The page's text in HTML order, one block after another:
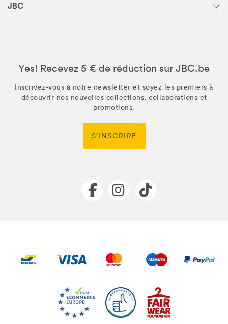
JBC
Yes! Recevez 5 € de réduction sur JBC.be
Inscrivez-vous à notre newsletter et soyez les premiers à
découvrir nos nouvelles collections, collaborations et
promotions.
S’INSCRIRE